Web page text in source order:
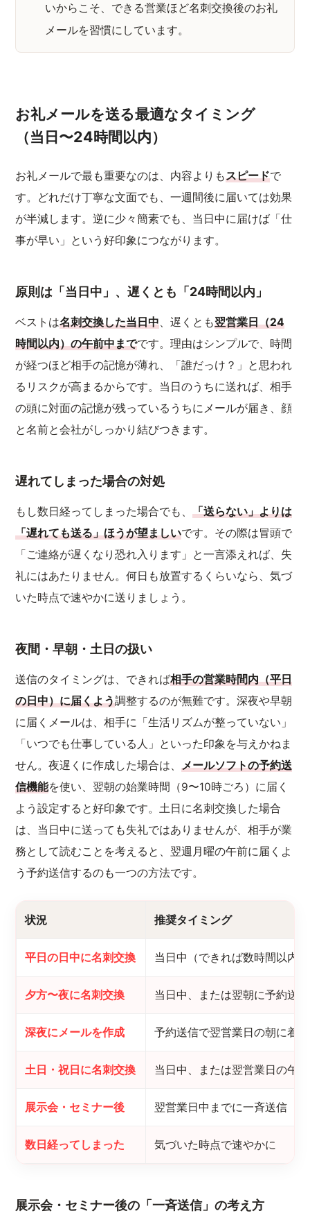
いからこそ、できる営業ほど名刺交換後のお礼
メールを習慣にしています。
お礼メールを送る最適なタイミング
（当日〜24時間以内）
お礼メールで最も重要なのは、内容よりもスピードで
す。どれだけ丁寧な文面でも、一週間後に届いては効果
が半減します。逆に少々簡素でも、当日中に届けば「仕
事が早い」という好印象につながります。
原則は「当日中」、遅くとも「24時間以内」
ベストは名刺交換した当日中、遅くとも翌営業日（24
時間以内）の午前中までです。理由はシンプルで、時間
が経つほど相手の記憶が薄れ、「誰だっけ？」と思われ
るリスクが高まるからです。当日のうちに送れば、相手
の頭に対面の記憶が残っているうちにメールが届き、顔
と名前と会社がしっかり結びつきます。
遅れてしまった場合の対処
もし数日経ってしまった場合でも、「送らない」よりは
「遅れても送る」ほうが望ましいです。その際は冒頭で
「ご連絡が遅くなり恐れ入ります」と一言添えれば、失
礼にはあたりません。何日も放置するくらいなら、気づ
いた時点で速やかに送りましょう。
夜間・早朝・土日の扱い
送信のタイミングは、できれば相手の営業時間内（平日
の日中）に届くよう調整するのが無難です。深夜や早朝
に届くメールは、相手に「生活リズムが整っていない」
「いつでも仕事している人」といった印象を与えかねま
せん。夜遅くに作成した場合は、メールソフトの予約送
信機能を使い、翌朝の始業時間（9〜10時ごろ）に届く
よう設定すると好印象です。土日に名刺交換した場合
は、当日中に送っても失礼ではありませんが、相手が業
務として読むことを考えると、翌週月曜の午前に届くよ
う予約送信するのも一つの方法です。
状況 推奨タイミング
平日の日中に名刺交換 当日中（できれば数時間以内）
夕方〜夜に名刺交換 当日中、または翌朝に予約送信
深夜にメールを作成 予約送信で翌営業日の朝に着信
土日・祝日に名刺交換 当日中、または翌営業日の午前
展示会・セミナー後 翌営業日中までに一斉送信
数日経ってしまった 気づいた時点で速やかに
展示会・セミナー後の「一斉送信」の考え方